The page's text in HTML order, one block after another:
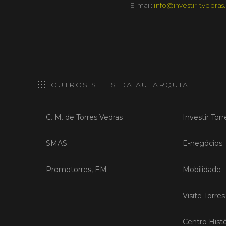
E-mail: info@investir-
OUTROS SITES DA AUTARQUIA
C. M. de Torres Vedras
SMAS
Promotorres, EM
Investir
E-negócios
Mobilidade
Visite
Centro